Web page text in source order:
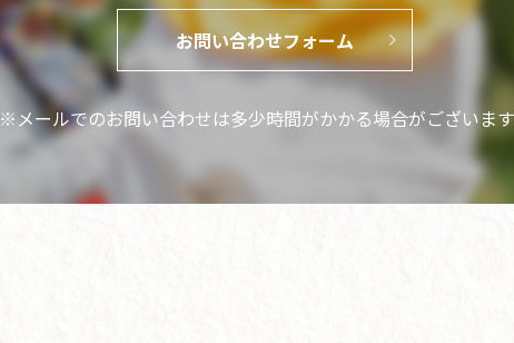
お問い合わせフォーム
※メールでのお問い合わせは多少時間がかかる場合がございま